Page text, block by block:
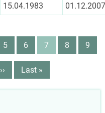
15.04.1983 01.12.2007
Page
5 Page
6
Page
7 Page
8 Page
9
Page
››
Dernière
Last »